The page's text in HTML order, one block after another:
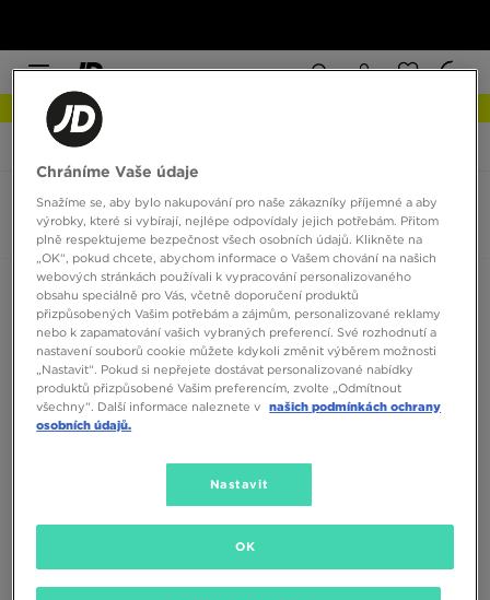
JD Sports Puma Caven
Puma Caven
0 produktů
Seřadit:Doporučené Filtrovat
Žádné produkty k zobrazení
Změňte kritéria vyhledávání nebo
odstraňte vybrané filtry
Chráníme Vaše údaje
Snažíme se, aby bylo nakupování pro naše zákazníky příjemné a aby
výrobky, které si vybírají, nejlépe odpovídaly jejich potřebám. Přitom
plně respektujeme bezpečnost všech osobních údajů. Klikněte na
„OK“, pokud chcete, abychom informace o Vašem chování na našich
webových stránkách používali k vypracování personalizovaného
obsahu speciálně pro Vás, včetně doporučení produktů
přizpůsobených Vašim potřebám a zájmům, personalizované reklamy
nebo k zapamatování vašich vybraných preferencí. Své rozhodnutí a
nastavení souborů cookie můžete kdykoli změnit výběrem možnosti
„Nastavit“. Pokud si nepřejete dostávat personalizované nabídky
produktů přizpůsobené Vašim preferencím, zvolte „Odmítnout
všechny“. Další informace naleznete v našich podmínkách ochrany
osobních údajů.
Nastavit
OK